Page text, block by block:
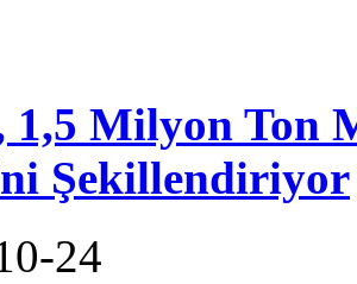
Milyon Ton
Şekillendiriyor
24